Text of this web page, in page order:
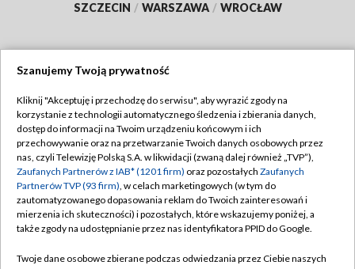
SZCZECIN / WARSZAWA / WROCŁAW
TVP
Abonament TVP
Emisja w TVP
Centrum informacji TVP
Naziemna Telewizja Cyfrowa
Regulamin TVP
Polityka prywatności
Moje zgody
Pomoc
Szanujemy Twoją prywatność
Kliknij "Akceptuję i przechodzę do serwisu", aby wyrazić zgody na
korzystanie z technologii automatycznego śledzenia i zbierania danych,
dostęp do informacji na Twoim urządzeniu końcowym i ich
przechowywanie oraz na przetwarzanie Twoich danych osobowych przez
nas, czyli Telewizję Polską S.A. w likwidacji (zwaną dalej również „TVP”),
Zaufanych Partnerów z IAB* (1201 firm) oraz pozostałych Zaufanych
Partnerów TVP (93 firm), w celach marketingowych (w tym do
zautomatyzowanego dopasowania reklam do Twoich zainteresowań i
mierzenia ich skuteczności) i pozostałych, które wskazujemy poniżej, a
także zgody na udostępnianie przez nas identyfikatora PPID do Google.
Twoje dane osobowe zbierane podczas odwiedzania przez Ciebie naszych